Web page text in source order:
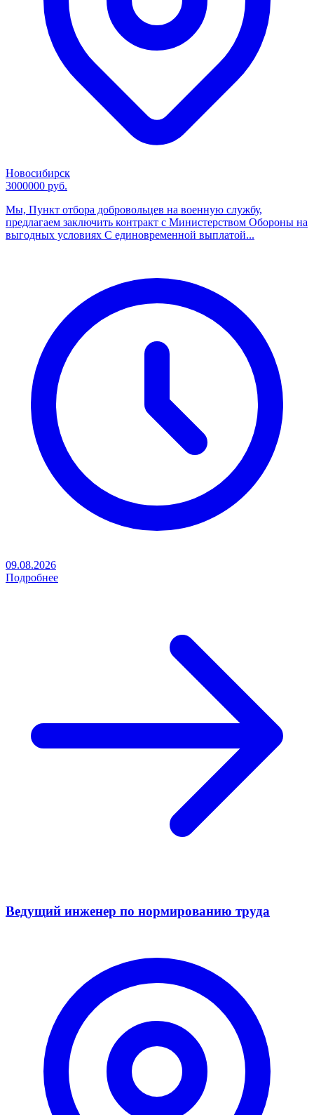
Новосибирск
3000000 руб.
Мы, Пункт отбора добровольцев на военную службу,
предлагаем заключить контракт с Министерством Обороны на
выгодных условиях С единовременной выплатой...
09.08.2026
Подробнее
Ведущий инженер по нормированию труда